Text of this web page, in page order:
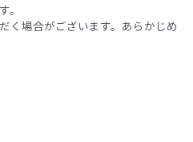
く場合がございます。あらかじめ